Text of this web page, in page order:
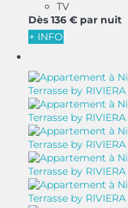
TV
Dès 136 € par nuit
+ INFO